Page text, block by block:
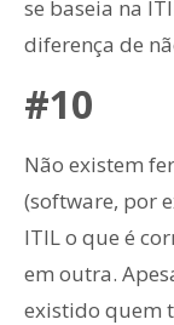
se baseia na
diferença de
#10
Não existem
(software, por
ITIL o que é
em outra.
existido quem